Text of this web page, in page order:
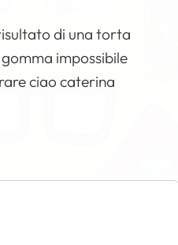
di una torta
impossibile
ciao caterina